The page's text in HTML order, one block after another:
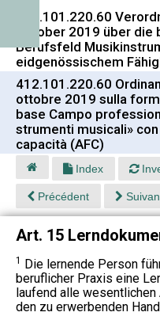
412.101.220.60
Oktober 2019 über
Berufsfeld
eidgenössischem
412.101.220.60
ottobre 2019 sulla
base Campo
strumenti musicali»
capacità (AFC)
Index
Précédent
Art. 15
1 Die lernende Person
beruflicher Praxis eine
laufend alle
den zu erwerbenden